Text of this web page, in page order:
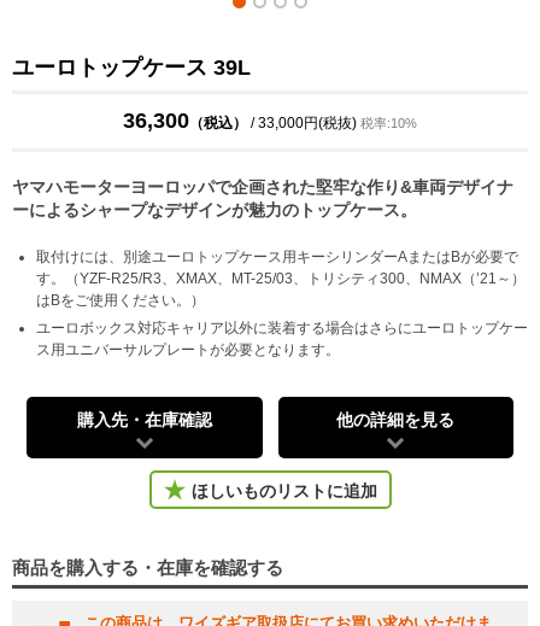
ユーロトップケース 39L
36,300 （税込） / 33,000円(税抜) 税率:10%
ヤマハモーターヨーロッパで企画された堅牢な作り&車両デザイナ
ーによるシャープなデザインが魅力のトップケース。
取付けには、別途ユーロトップケース用キーシリンダーAまたはBが必要で
す。（YZF-R25/R3、XMAX、MT-25/03、トリシティ300、NMAX（’21～）
はBをご使用ください。）
ユーロボックス対応キャリア以外に装着する場合はさらにユーロトップケー
ス用ユニバーサルプレートが必要となります。
購入先・在庫確認 他の詳細を見る
ほしいものリストに追加
商品を購入する・在庫を確認する